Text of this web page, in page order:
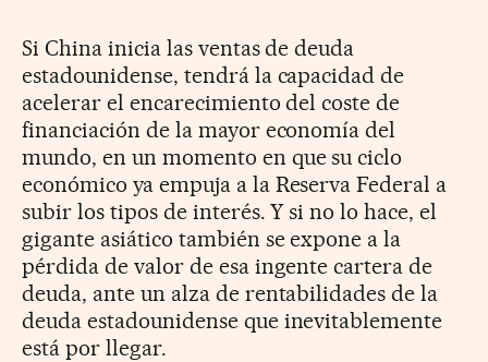
Si China inicia las ventas de deuda
estadounidense, tendrá la capacidad de
acelerar el encarecimiento del coste de
financiación de la mayor economía del
mundo, en un momento en que su ciclo
económico ya empuja a la Reserva Federal a
subir los tipos de interés. Y si no lo hace, el
gigante asiático también se expone a la
pérdida de valor de esa ingente cartera de
deuda, ante un alza de rentabilidades de la
deuda estadounidense que inevitablemente
está por llegar.